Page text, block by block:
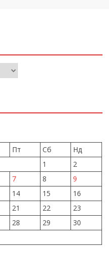
Пт Сб
Нд
1
2
7 8
9
14 15
16
21 22
23
28 29
30